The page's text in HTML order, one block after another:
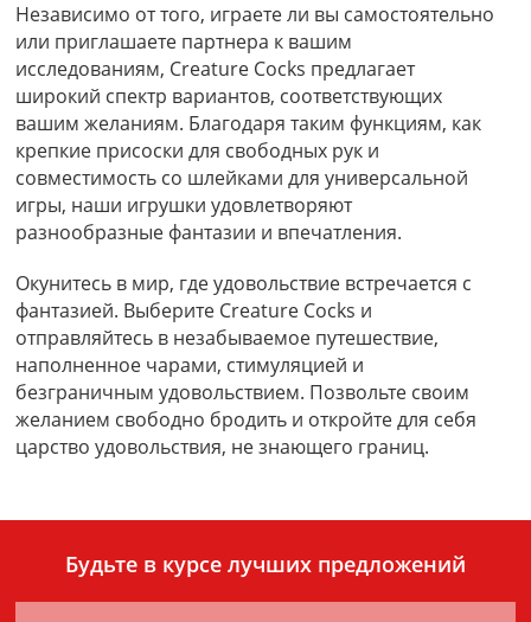
Независимо от того, играете ли вы самостоятельно
или приглашаете партнера к вашим
исследованиям, Creature Cocks предлагает
широкий спектр вариантов, соответствующих
вашим желаниям. Благодаря таким функциям, как
крепкие присоски для свободных рук и
совместимость со шлейками для универсальной
игры, наши игрушки удовлетворяют
разнообразные фантазии и впечатления.
Окунитесь в мир, где удовольствие встречается с
фантазией. Выберите Creature Cocks и
отправляйтесь в незабываемое путешествие,
наполненное чарами, стимуляцией и
безграничным удовольствием. Позвольте своим
желанием свободно бродить и откройте для себя
царство удовольствия, не знающего границ.
Будьте в курсе лучших предложений